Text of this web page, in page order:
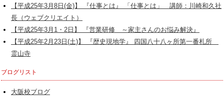
【平成25年3月8日(金)】 『仕事とは』 「仕事とは」 講師：川崎和久社
長（ウェブクリエイト）
【平成25年3月1・2日】 『営業研修 ～家主さんのお悩み解決』
【平成25年2月23日(土)】 『歴史現地学』 四国八十八ヶ所第一番札所
霊山寺
ブログリスト
大阪校ブログ